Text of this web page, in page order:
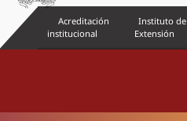
Acreditación
institucional
Instituto de
Extensión